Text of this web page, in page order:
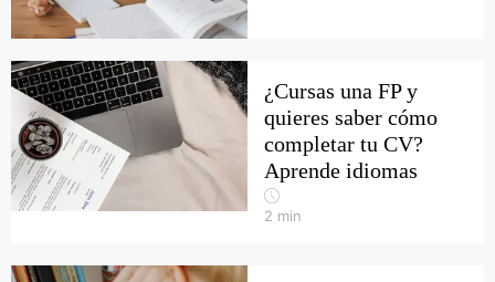
¿Cursas una FP y
quieres saber cómo
completar tu CV?
Aprende idiomas
2 min